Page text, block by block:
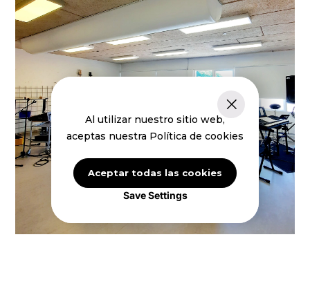
Al utilizar nuestro sitio web,
aceptas nuestra Política de cookies
Aceptar todas las cookies
Save Settings